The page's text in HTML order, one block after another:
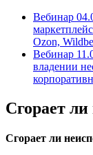
Вебинар
Ozon,
Вебинар
владении
Сгорает
Сгорает ли